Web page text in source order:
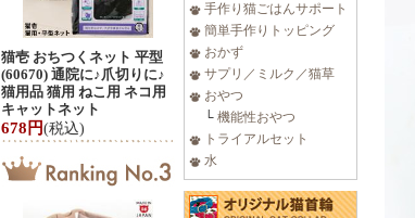
猫壱 おちつくネット 平型
(60670) 通院に♪爪切りに♪
猫用品 猫用 ねこ用 ネコ用
キャットネット
678円(税込)
手作り猫ごはんサポート
簡単手作りトッピング
おかず
サプリ／ミルク／猫草
おやつ
└ 機能性おやつ
トライアルセット
水